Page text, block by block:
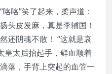
咯”笑了起来，柔声道：
头皮发麻，真是李辅国！
还阴魂不散！ “这就是哀
皇太后抬起手，鲜血顺着
落，手背上突起的血管一